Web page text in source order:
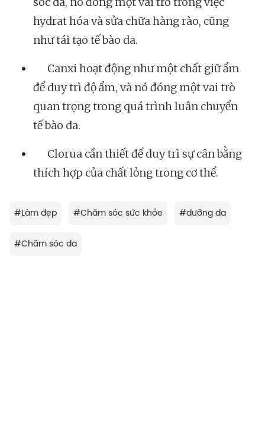
hydrat hóa và sửa chữa hàng rào, cũng
như tái tạo tế bào da.
Canxi hoạt động như một chất giữ ẩm
để duy trì độ ẩm, và nó đóng một vai trò
quan trọng trong quá trình luân chuyển
tế bào da.
Clorua cần thiết để duy trì sự cân bằng
thích hợp của chất lỏng trong cơ thể.
#Làm đẹp #Chăm sóc sức khỏe #dưỡng da
#Chăm sóc da